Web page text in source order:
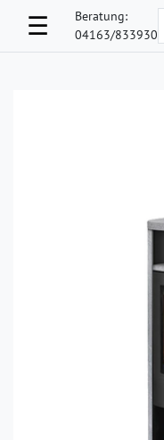
☰
Beratung:
04163/833930